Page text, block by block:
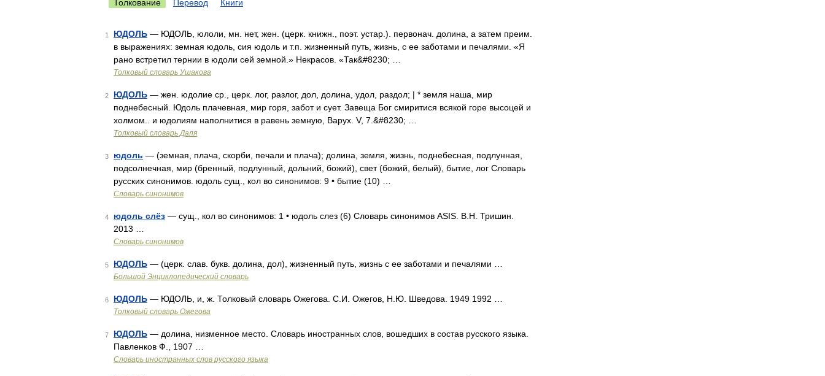
Толкование Перевод Книги
1 ЮДОЛЬ — ЮДОЛЬ, юлоли, мн. нет, жен. (церк. книжн., поэт. устар.). первонач. долина, а затем преим.
в выражениях: земная юдоль, сия юдоль и т.п. жизненный путь, жизнь, с ее заботами и печалями. «Я
рано встретил тернии в юдоли сей земной.» Некрасов. «Так&#8230; …
Толковый словарь Ушакова
2 ЮДОЛЬ — жен. юдолие ср., церк. лог, разлог, дол, долина, удол, раздол; | * земля наша, мир
поднебесный. Юдоль плачевная, мир горя, забот и сует. Завеща Бог смиритися всякой горе высоцей и
холмом.. и юдолиям наполнитися в равень земную, Варух. V, 7.&#8230; …
Толковый словарь Даля
3 юдоль — (земная, плача, скорби, печали и плача); долина, земля, жизнь, поднебесная, подлунная,
подсолнечная, мир (бренный, подлунный, дольний, божий), свет (божий, белый), бытие, лог Словарь
русских синонимов. юдоль сущ., кол во синонимов: 9 • бытие (10) …
Словарь синонимов
4 юдоль слёз — сущ., кол во синонимов: 1 • юдоль слез (6) Словарь синонимов ASIS. В.Н. Тришин.
2013 …
Словарь синонимов
5 ЮДОЛЬ — (церк. слав. букв. долина, дол), жизненный путь, жизнь с ее заботами и печалями …
Большой Энциклопедический словарь
6 ЮДОЛЬ — ЮДОЛЬ, и, ж. Толковый словарь Ожегова. С.И. Ожегов, Н.Ю. Шведова. 1949 1992 …
Толковый словарь Ожегова
7 ЮДОЛЬ — долина, низменное место. Словарь иностранных слов, вошедших в состав русского языка.
Павленков Ф., 1907 …
Словарь иностранных слов русского языка